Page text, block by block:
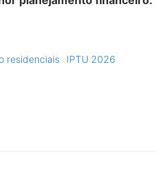
residenciais IPTU 2026